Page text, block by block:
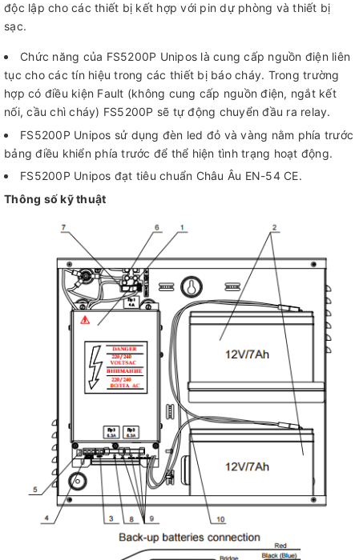
độc lập cho các thiết bị kết hợp với pin dự phòng và thiết bị
sạc.
Chức năng của FS5200P Unipos là cung cấp nguồn điện liên
tục cho các tín hiệu trong các thiết bị báo cháy. Trong trường
hợp có điều kiện Fault (không cung cấp nguồn điện, ngắt kết
nối, cầu chì cháy) FS5200P sẽ tự động chuyển đầu ra relay.
FS5200P Unipos sử dụng đèn led đỏ và vàng nằm phía trước
bảng điều khiển phía trước để thể hiện tình trạng hoạt động.
FS5200P Unipos đạt tiêu chuẩn Châu Âu EN-54 CE.
Thông số kỹ thuật